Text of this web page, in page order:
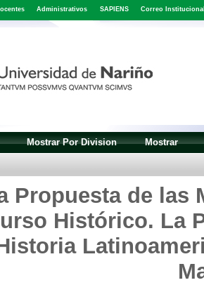
Administrativos SAPIENS Correo
Mostrar Por Division Mostrar
Propuesta de las
Histórico. La